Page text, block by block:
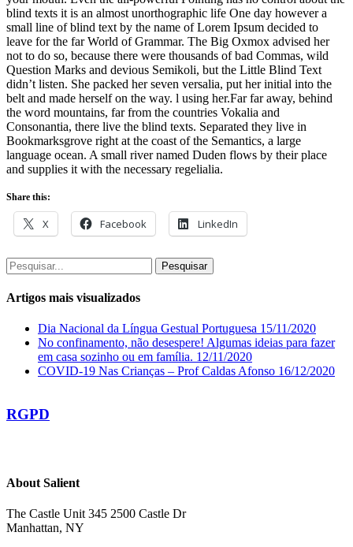
blind texts it is an almost unorthographic life One day however a
small line of blind text by the name of Lorem Ipsum decided to
leave for the far World of Grammar. The Big Oxmox advised her
not to do so, because there were thousands of bad Commas, wild
Question Marks and devious Semikoli, but the Little Blind Text
didn’t listen. She packed her seven versalia, put her initial into the
belt and made herself on the way. l using her.Far far away, behind
the word mountains, far from the countries Vokalia and
Consonantia, there live the blind texts. Separated they live in
Bookmarksgrove right at the coast of the Semantics, a large
language ocean. A small river named Duden flows by their place
and supplies it with the necessary regelialia.
Share this:
X Facebook LinkedIn
Pesquisar
Artigos mais visualizados
Dia Nacional da Língua Gestual Portuguesa 15/11/2020
No confinamento, não desespere! Algumas ideias para fazer
em casa sozinho ou em família. 12/11/2020
COVID-19 Nas Crianças – Prof Caldas Afonso 16/12/2020
RGPD
About Salient
The Castle Unit 345 2500 Castle Dr
Manhattan, NY